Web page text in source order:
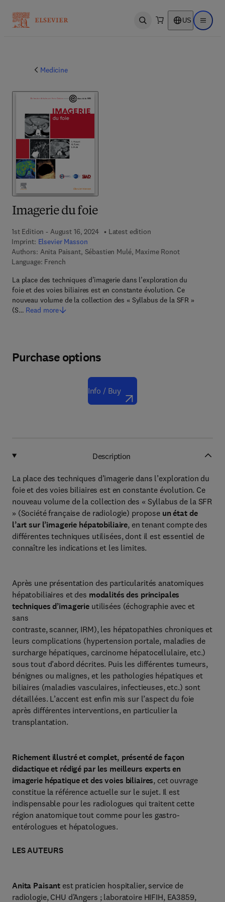
Open search US Open
Medicine
Imagerie du foie
1st Edition - August 16, 2024
Latest edition
Imprint: Elsevier Masson
Authors: Anita Paisant, Sébastien Mulé, Maxime Ronot
Language: French
La place des techniques d’imagerie dans l’exploration du
foie et des voies biliaires est en constante évolution. Ce
nouveau volume de la collection des « Syllabus de la SFR »
(S… Read more
Purchase options
Info / Buy
Description
La place des techniques d’imagerie dans l’exploration du
foie et des voies biliaires est en constante évolution. Ce
nouveau volume de la collection des « Syllabus de la SFR
» (Société française de radiologie) propose un état de
l’art sur l’imagerie hépatobiliaire, en tenant compte des
différentes techniques utilisées, dont il est essentiel de
connaître les indications et les limites.
Après une présentation des particularités anatomiques
hépatobiliaires et des modalités des principales
techniques d’imagerie utilisées (échographie avec et
sans
contraste, scanner, IRM), les hépatopathies chroniques et
leurs complications (hypertension portale, maladies de
surcharge hépatiques, carcinome hépatocellulaire, etc.)
sous tout d’abord décrites. Puis les différentes tumeurs,
bénignes ou malignes, et les pathologies hépatiques et
biliaires (maladies vasculaires, infectieuses, etc.) sont
détaillées. L’accent est enfin mis sur l’aspect du foie
après différentes interventions, en particulier la
transplantation.
Richement illustré et complet, présenté de façon
didactique et rédigé par les meilleurs experts en
imagerie hépatique et des voies biliaires, cet ouvrage
constitue la référence actuelle sur le sujet. Il est
indispensable pour les radiologues qui traitent cette
région anatomique tout comme pour les gastro-
entérologues et hépatologues.
LES AUTEURS
Anita Paisant est praticien hospitalier, service de
radiologie, CHU d’Angers ; laboratoire HIFIH, EA3859,